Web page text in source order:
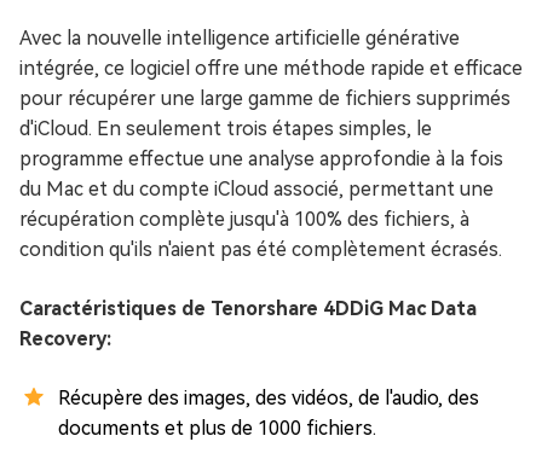
Avec la nouvelle intelligence artificielle générative
intégrée, ce logiciel offre une méthode rapide et efficace
pour récupérer une large gamme de fichiers supprimés
d'iCloud. En seulement trois étapes simples, le
programme effectue une analyse approfondie à la fois
du Mac et du compte iCloud associé, permettant une
récupération complète jusqu'à 100% des fichiers, à
condition qu'ils n'aient pas été complètement écrasés.
Caractéristiques de Tenorshare 4DDiG Mac Data
Recovery:
Récupère des images, des vidéos, de l'audio, des
documents et plus de 1000 fichiers.